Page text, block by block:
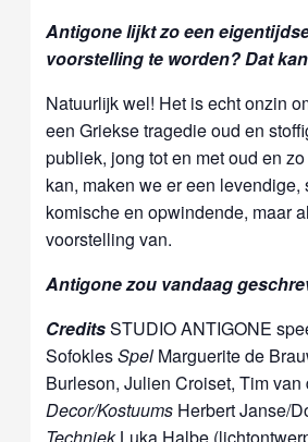
Antigone lijkt zo een
voorstelling te worden? Dat
Natuurlijk wel! Het is echt onzin
een Griekse tragedie oud en
publiek, jong tot en met oud en
kan, maken we er een levendige,
komische en opwindende, maar
voorstelling van.
Antigone zou vandaag
CreditsSTUDIO ANTIGONE
SofoklesSpel Marguerite de
Burleson, Julien Croiset, Tim van
Decor/Kostuums Herbert Janse/
TechniekLuka Halbe